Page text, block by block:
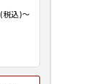
(税込)～